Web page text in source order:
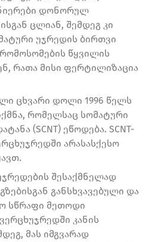
დონორულ
ცლიან, შემდეგ კი
უჯრედის ბირთვი
წყვილის
რათა მისი ფერტილიზაცია
ცხვარი დოლი 1996 წელს
რომელსაც სომატური
(SCNT) ეწოდება. SCNT-
არასასქესო
შესაქმნელად
განსხვავებული და
სწრაფი მეთოდი
კანის
მას იმგვარად